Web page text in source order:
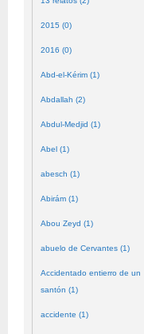
2015 (0)
2016 (0)
Abd-el-Kérim (1)
Abdallah (2)
Abdul-Medjid (1)
Abel (1)
abesch (1)
Abirám (1)
Abou Zeyd (1)
abuelo de Cervantes (1)
Accidentado entierro de un
santón (1)
accidente (1)